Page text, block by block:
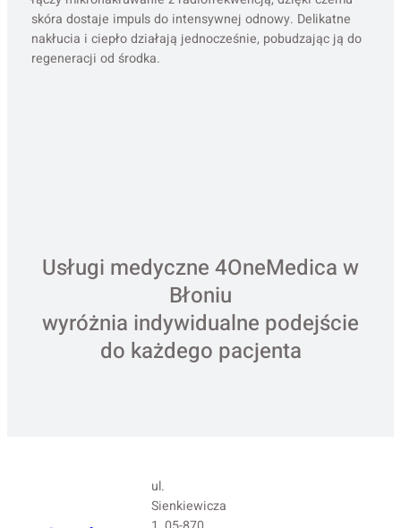
skóra dostaje impuls do intensywnej odnowy. Delikatne
nakłucia i ciepło działają jednocześnie, pobudzając ją do
regeneracji od środka.
Usługi medyczne 4OneMedica w
Błoniu
wyróżnia indywidualne podejście
do każdego pacjenta
ul.
Sienkiewicza